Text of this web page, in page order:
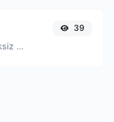
JavaScript kodunuzu gereksiz karakterleri kaldırarak optimize edin.
39